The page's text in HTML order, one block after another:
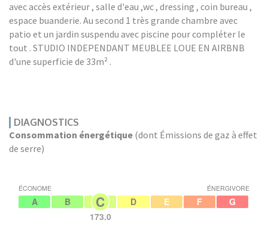
avec accès extérieur , salle d'eau ,wc , dressing , coin bureau ,
espace buanderie. Au second 1 très grande chambre avec
patio et un jardin suspendu avec piscine pour compléter le
tout . STUDIO INDEPENDANT MEUBLEE LOUE EN AIRBNB
d'une superficie de 33m² .
DIAGNOSTICS
Consommation énergétique (dont Émissions de gaz à effet
de serre)
A B C
173.0
D E F G
ÉCONOME ÉNERGIVORE